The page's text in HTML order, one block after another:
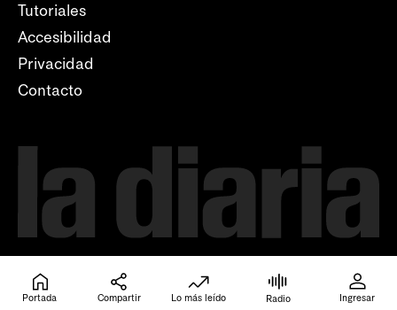
Tutoriales
Accesibilidad
Privacidad
Contacto
Portada Compartir Lo más leído Radio Ingresar